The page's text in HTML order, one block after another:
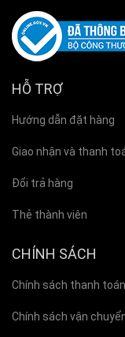
HỖ TRỢ
Hướng dẫn đặt hàng
Giao nhận và thanh
Đổi trả hàng
Thẻ thành viên
CHÍNH SÁCH
Chính sách thanh toán
Chính sách vận